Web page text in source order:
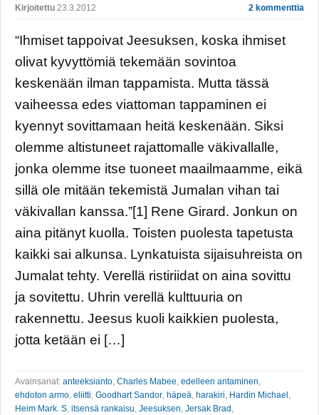
Kirjoitettu 23.3.2012 2 kommenttia
“Ihmiset tappoivat Jeesuksen, koska ihmiset
olivat kyvyttömiä tekemään sovintoa
keskenään ilman tappamista. Mutta tässä
vaiheessa edes viattoman tappaminen ei
kyennyt sovittamaan heitä keskenään. Siksi
olemme altistuneet rajattomalle väkivallalle,
jonka olemme itse tuoneet maailmaamme, eikä
sillä ole mitään tekemistä Jumalan vihan tai
väkivallan kanssa.”[1] Rene Girard. Jonkun on
aina pitänyt kuolla. Toisten puolesta tapetusta
kaikki sai alkunsa. Lynkatuista sijaisuhreista on
Jumalat tehty. Verellä ristiriidat on aina sovittu
ja sovitettu. Uhrin verellä kulttuuria on
rakennettu. Jeesus kuoli kaikkien puolesta,
jotta ketään ei […]
Avainsanat: anteeksianto, Charles Mabee, edelleen antaminen,
ehdoton armo, eliitti, Goodhart Sandor, häpeä, harakiri, Hardin Michael ,
Heim Mark. S, itsensä rankaisu, Jeesuksen, Jersak Brad ,